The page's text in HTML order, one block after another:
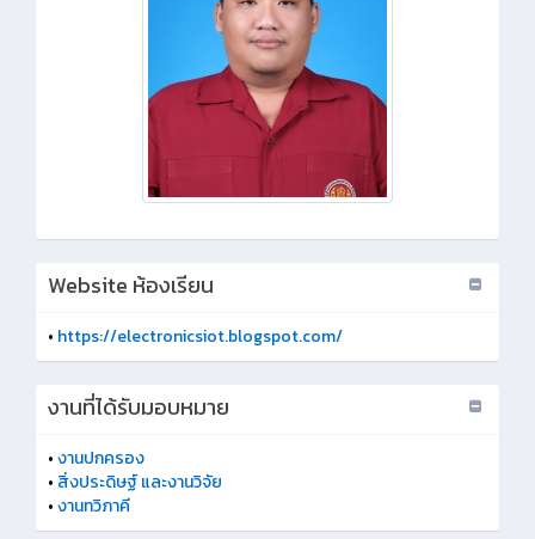
Website ห้องเรียน
• https://electronicsiot.blogspot.com/
งานที่ได้รับมอบหมาย
•งานปกครอง
• สิ่งประดิษฐ์ และงานวิจัย
•งานทวิภาคี